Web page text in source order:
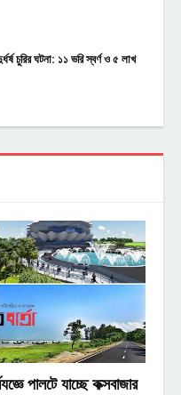
চুরির ঘটনা: ১১ ভরি স্বর্ণ ও ৫ লাখ
পালটে যাচ্ছে কক্সবাজার